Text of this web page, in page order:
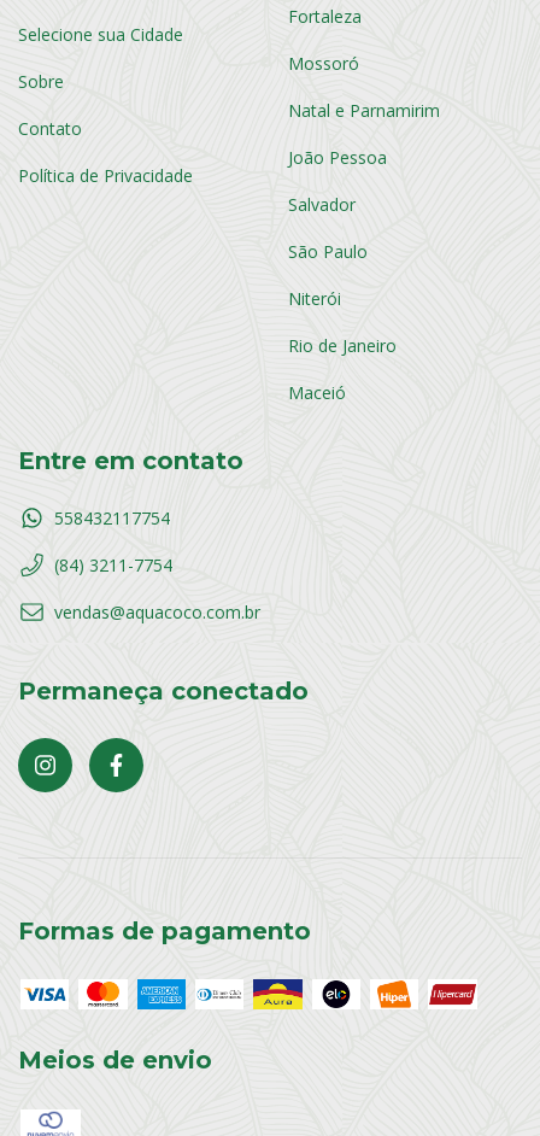
Selecione sua Cidade
Sobre
Contato
Política de Privacidade
Fortaleza
Mossoró
Natal e Parnamirim
João Pessoa
Salvador
São Paulo
Niterói
Rio de Janeiro
Maceió
Entre em contato
558432117754
(84) 3211-7754
vendas@aquacoco.com.br
Permaneça conectado
Formas de pagamento
Meios de envio